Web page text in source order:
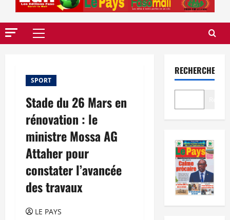
Menu
SPORT
Stade du 26 Mars en
rénovation : le
ministre Mossa AG
Attaher pour
constater l’avancée
des travaux
LE PAYS
RECHERCHER